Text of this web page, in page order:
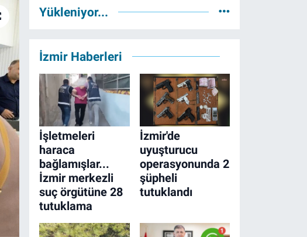
Yükleniyor...
İzmir Haberleri
İşletmeleri
haraca
bağlamışlar...
İzmir merkezli
suç örgütüne 28
tutuklama
İzmir'de
uyuşturucu
operasyonunda 2
şüpheli
tutuklandı